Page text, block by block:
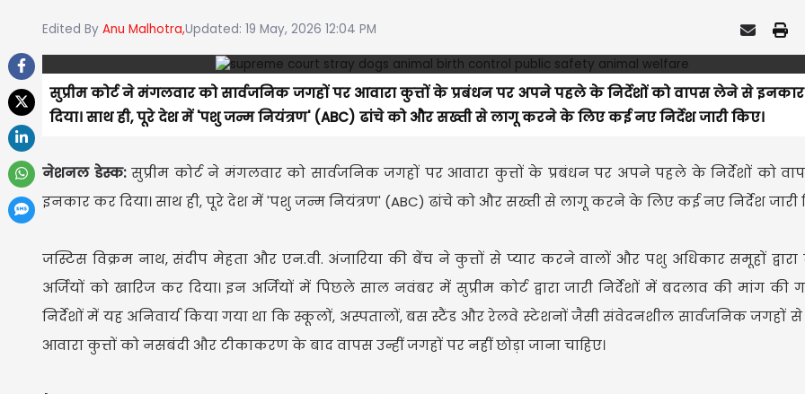
Edited By Anu Malhotra,Updated: 19 May, 2026 12:04 PM
सुप्रीम कोर्ट ने मंगलवार को सार्वजनिक जगहों पर आवारा कुत्तों के प्रबंधन पर अपने पहले के निर्देशों को वापस लेने से
दिया। साथ ही, पूरे देश में 'पशु जन्म नियंत्रण' (ABC) ढांचे को और सख्ती से लागू करने के लिए कई नए निर्देश जारी किए।
नेशनल डेस्क:सुप्रीम कोर्ट ने मंगलवार को सार्वजनिक जगहों पर आवारा कुत्तों के प्रबंधन पर अपने पहले के निर्देशों को
इनकार कर दिया। साथ ही, पूरे देश में 'पशु जन्म नियंत्रण' (ABC) ढांचे को और सख्ती से लागू करने के लिए कई नए निर्देश जारी
जस्टिस विक्रम नाथ, संदीप मेहता और एन.वी. अंजारिया की बेंच ने कुत्तों से प्यार करने वालों और पशु अधिकार समूहों
अर्जियों को खारिज कर दिया। इन अर्जियों में पिछले साल नवंबर में सुप्रीम कोर्ट द्वारा जारी निर्देशों में बदलाव की मांग की
निर्देशों में यह अनिवार्य किया गया था कि स्कूलों, अस्पतालों, बस स्टैंड और रेलवे स्टेशनों जैसी संवेदनशील सार्वजनिक जगहों
आवारा कुत्तों को नसबंदी और टीकाकरण के बाद वापस उन्हीं जगहों पर नहीं छोड़ा जाना चाहिए।